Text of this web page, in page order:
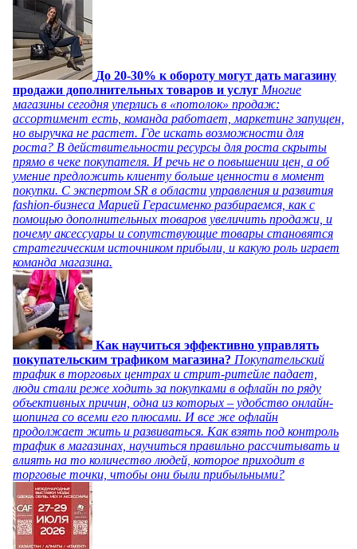
До 20-30% к обороту могут дать магазину
продажи дополнительных товаров и услуг Многие
магазины сегодня уперлись в «потолок» продаж:
ассортимент есть, команда работает, маркетинг запущен,
но выручка не растет. Где искать возможности для
роста? В действительности ресурсы для роста скрыты
прямо в чеке покупателя. И речь не о повышении цен, а об
умение предложить клиенту больше ценности в момент
покупки. С экспертом SR в области управления и развития
fashion-бизнеса Марией Герасименко разбираемся, как с
помощью дополнительных товаров увеличить продажи, и
почему аксессуары и сопутствующие товары становятся
стратегическим источником прибыли, и какую роль играет
команда магазина.
Как научиться эффективно управлять
покупательским трафиком магазина? Покупательский
трафик в торговых центрах и стрит-ритейле падает,
люди стали реже ходить за покупками в офлайн по ряду
объективных причин, одна из которых – удобство онлайн-
шопинга со всеми его плюсами. И все же офлайн
продолжает жить и развиваться. Как взять под контроль
трафик в магазинах, научиться правильно рассчитывать и
влиять на то количество людей, которое приходит в
торговые точки, чтобы они были прибыльными?